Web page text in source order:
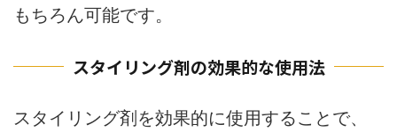
もちろん可能です。
スタイリング剤の効果的な使用法
スタイリング剤を効果的に使用することで、